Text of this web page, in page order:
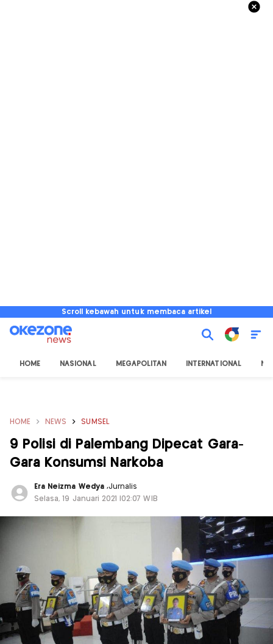
Scroll kebawah untuk membaca artikel
HOME NASIONAL MEGAPOLITAN INTERNATIONAL
HOME NEWS SUMSEL
9 Polisi di Palembang Dipecat Gara-
Gara Konsumsi Narkoba
Era Neizma Wedya ,Jurnalis
Selasa, 19 Januari 2021 |02:07 WIB